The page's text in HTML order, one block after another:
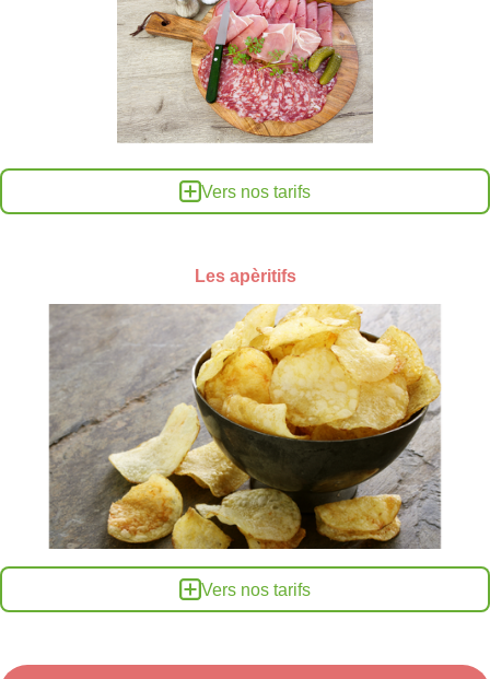
Vers nos tarifs
Les apèritifs
Vers nos tarifs